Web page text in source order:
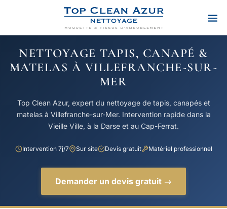
NETTOYAGE TAPIS, CANAPÉ &
MATELAS À VILLEFRANCHE-SUR-
MER
Top Clean Azur, expert du nettoyage de tapis, canapés et
matelas à Villefranche-sur-Mer. Intervention rapide dans la
Vieille Ville, à la Darse et au Cap-Ferrat.
Intervention 7j/7 Sur site Devis gratuit Matériel professionnel
Demander un devis gratuit →